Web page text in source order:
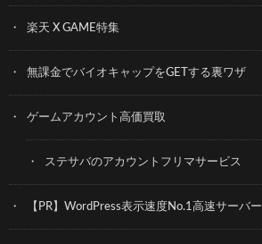
楽天 X GAME特集
無課金でバイオキャップをGETする裏ワザ
ゲームアカウント高価買取
ステサバのアカウントフリマサービス
【PR】WordPress表示速度No.1高速サーバー